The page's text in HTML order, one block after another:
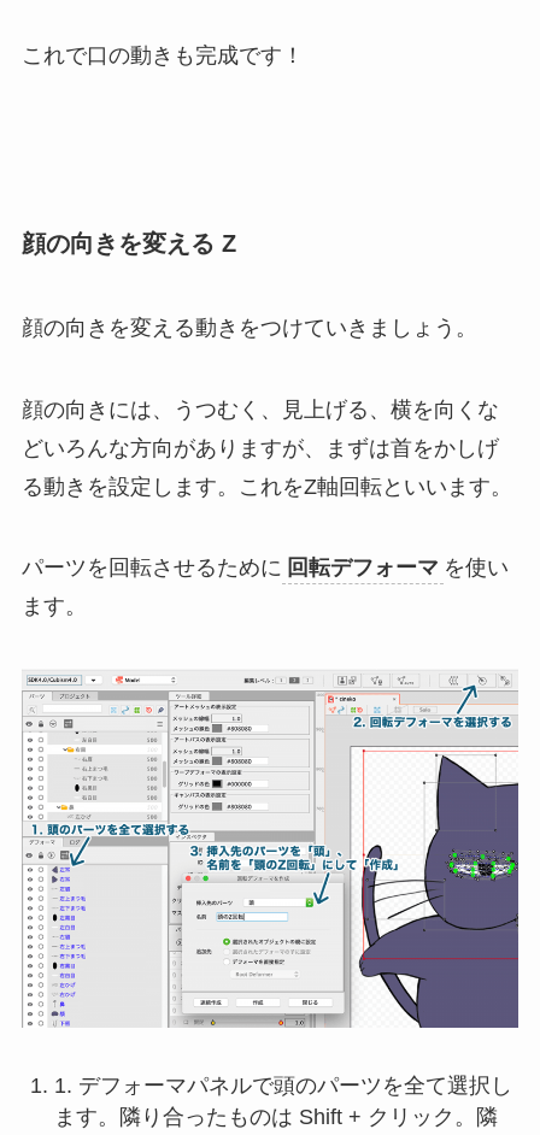
これで口の動きも完成です！
顔の向きを変える Z
顔の向きを変える動きをつけていきましょう。
顔の向きには、うつむく、見上げる、横を向くな
どいろんな方向がありますが、まずは首をかしげ
る動きを設定します。これをZ軸回転といいます。
パーツを回転させるために 回転デフォーマ を使い
ます。
1. デフォーマパネルで頭のパーツを全て選択し
ます。隣り合ったものは Shift + クリック。隣